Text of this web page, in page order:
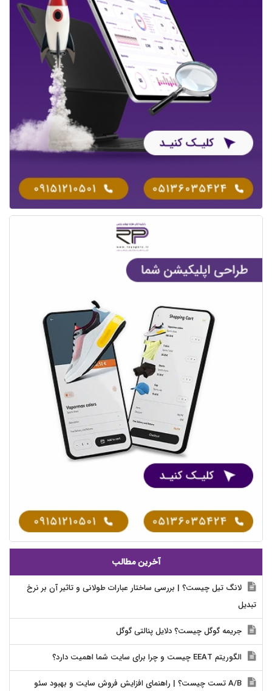
آخرین مطالب
لانگ تیل چیست؟ | بررسی ساختار عبارات طولانی و تاثیر آن بر نرخ
تبدیل
جریمه گوگل چیست؟ دلایل پنالتی گوگل
الگوریتم EEAT چیست و چرا برای سایت شما اهمیت دارد؟